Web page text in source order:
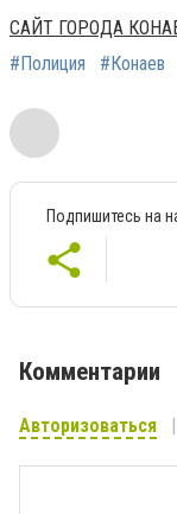
САЙТ ГОРОДА
#Полиция
#Конаев
Подпишитесь на
Комментарии
Авторизоваться